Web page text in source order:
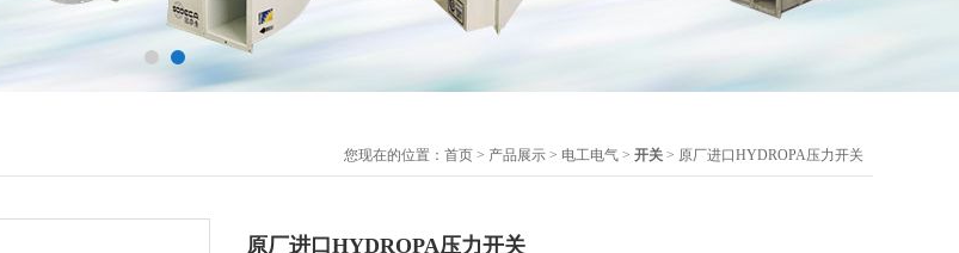
您现在的位置： 首页 > 产品展示 > 电工电气 > 开关 > 原厂进口HYDROPA压力开关
原厂进口HYDROPA压力开关